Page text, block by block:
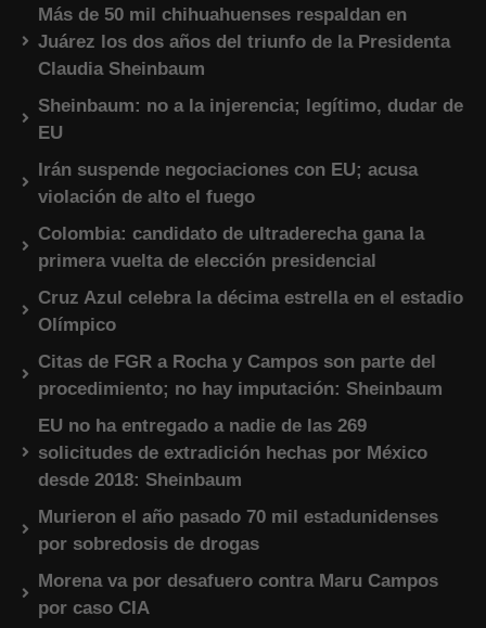
Más de 50 mil chihuahuenses respaldan en
Juárez los dos años del triunfo de la Presidenta
Claudia Sheinbaum
Sheinbaum: no a la injerencia; legítimo, dudar de
EU
Irán suspende negociaciones con EU; acusa
violación de alto el fuego
Colombia: candidato de ultraderecha gana la
primera vuelta de elección presidencial
Cruz Azul celebra la décima estrella en el estadio
Olímpico
Citas de FGR a Rocha y Campos son parte del
procedimiento; no hay imputación: Sheinbaum
EU no ha entregado a nadie de las 269
solicitudes de extradición hechas por México
desde 2018: Sheinbaum
Murieron el año pasado 70 mil estadunidenses
por sobredosis de drogas
Morena va por desafuero contra Maru Campos
por caso CIA